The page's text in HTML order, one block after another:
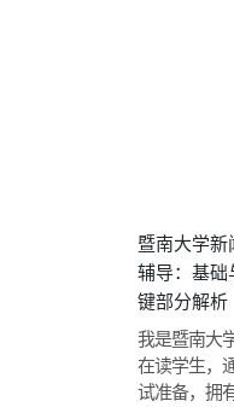
暨南大学新
辅导：基础
键部分解析
我是暨南大
在读学生，
试准备，拥